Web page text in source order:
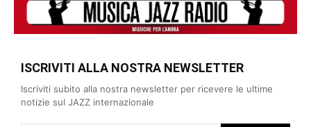
ISCRIVITI ALLA NOSTRA NEWSLETTER
Iscriviti subito alla nostra newsletter per ricevere le ultime
notizie sul JAZZ internazionale